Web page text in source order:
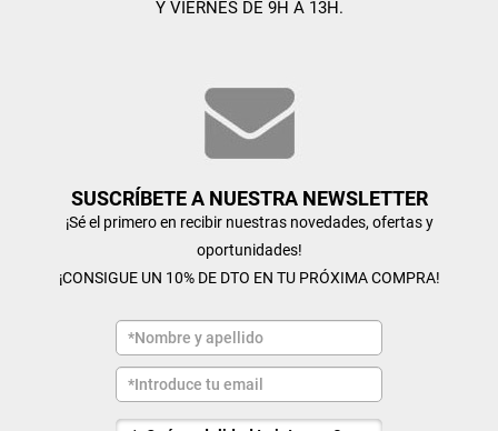
Y VIERNES DE 9H A 13H.
SUSCRÍBETE A NUESTRA NEWSLETTER
¡Sé el primero en recibir nuestras novedades, ofertas y
oportunidades!
¡CONSIGUE UN 10% DE DTO EN TU PRÓXIMA COMPRA!